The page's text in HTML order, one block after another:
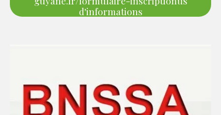
d'informations